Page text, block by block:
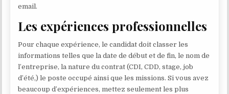
email.
Les expériences professionnelles
Pour chaque expérience, le candidat doit classer les
informations telles que la date de début et de fin, le nom de
l’entreprise, la nature du contrat (CDI, CDD, stage, job
d’été,) le poste occupé ainsi que les missions. Si vous avez
beaucoup d’expériences, mettez seulement les plus